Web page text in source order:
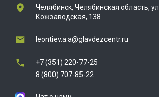
Челябинск, Челябинская область, ул.
Кожзаводская, 138
leontiev.a.a@glavdezcentr.ru
+7 (351) 220-77-25
8 (800) 707-85-22